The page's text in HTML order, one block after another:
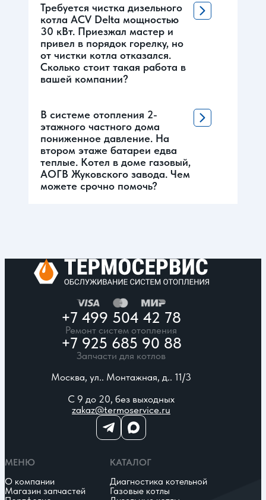
Требуется чистка дизельного
котла ACV Delta мощностью
30 кВт. Приезжал мастер и
привел в порядок горелку, но
от чистки котла отказался.
Сколько стоит такая работа в
вашей компании?
В системе отопления 2-
этажного частного дома
пониженное давление. На
втором этаже батареи едва
теплые. Котел в доме газовый,
АОГВ Жуковского завода. Чем
можете срочно помочь?
+7 499 504 42 78
Ремонт систем отопления
+7 925 685 90 88
Запчасти для котлов
Москва, ул.. Монтажная, д.. 11/3
С 9 до 20, без выходных
zakaz@termoservice.ru
МЕНЮ
О компании
Магазин запчастей
КАТАЛОГ
Диагностика котельной
Газовые котлы